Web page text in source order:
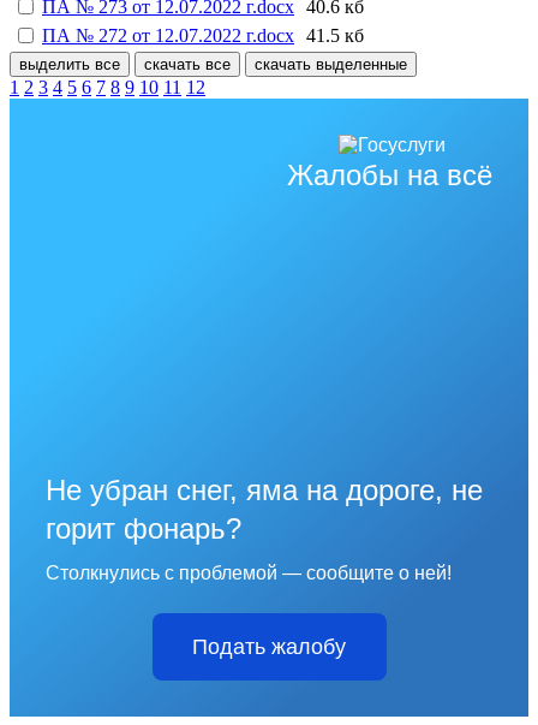
ПА № 273 от 12.07.2022 г.docx 40.6 кб
ПА № 272 от 12.07.2022 г.docx 41.5 кб
выделить все скачать все скачать выделенные
1 2 3 4 5 6 7 8 9 10 11 12
Жалобы на всё
Не убран снег, яма на дороге, не
горит фонарь?
Столкнулись с проблемой — сообщите о ней!
Подать жалобу